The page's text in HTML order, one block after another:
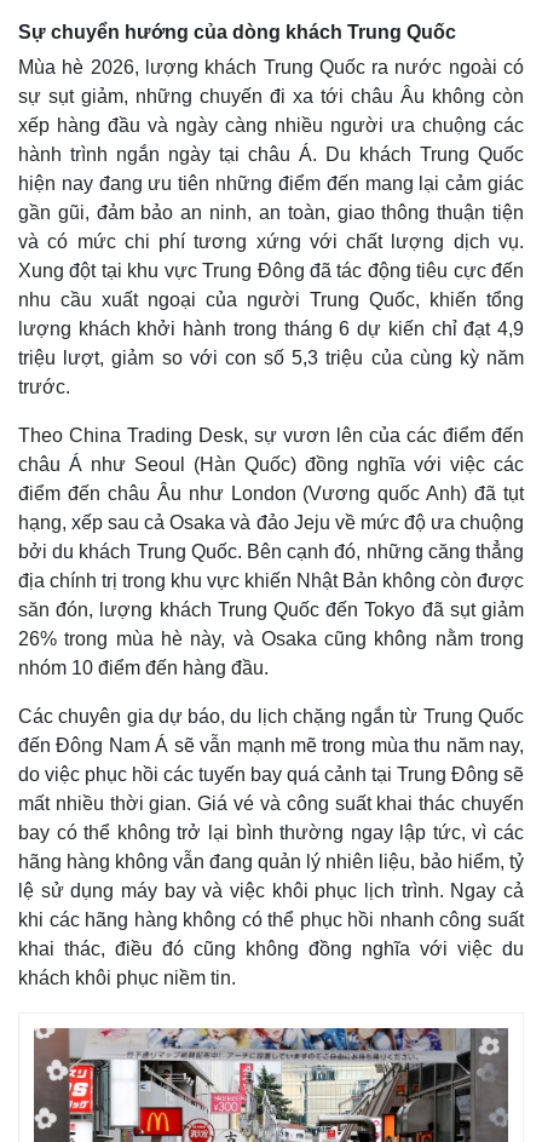
Kinh tế
Bất động sản
Khởi nghiệp
Thị trường
Giá vàng
Tiêu dùng
Tỷ giá
Chứng khoán
Giá cà phê
Sự chuyển hướng của dòng khách Trung Quốc
Mùa hè 2026, lượng khách Trung Quốc ra nước ngoài có
sự sụt giảm, những chuyến đi xa tới châu Âu không còn
xếp hàng đầu và ngày càng nhiều người ưa chuộng các
hành trình ngắn ngày tại châu Á. Du khách Trung Quốc
hiện nay đang ưu tiên những điểm đến mang lại cảm giác
gần gũi, đảm bảo an ninh, an toàn, giao thông thuận tiện
và có mức chi phí tương xứng với chất lượng dịch vụ.
Xung đột tại khu vực Trung Đông đã tác động tiêu cực đến
nhu cầu xuất ngoại của người Trung Quốc, khiến tổng
lượng khách khởi hành trong tháng 6 dự kiến chỉ đạt 4,9
triệu lượt, giảm so với con số 5,3 triệu của cùng kỳ năm
trước.
Theo China Trading Desk, sự vươn lên của các điểm đến
châu Á như Seoul (Hàn Quốc) đồng nghĩa với việc các
điểm đến châu Âu như London (Vương quốc Anh) đã tụt
hạng, xếp sau cả Osaka và đảo Jeju về mức độ ưa chuộng
bởi du khách Trung Quốc. Bên cạnh đó, những căng thẳng
địa chính trị trong khu vực khiến Nhật Bản không còn được
săn đón, lượng khách Trung Quốc đến Tokyo đã sụt giảm
26% trong mùa hè này, và Osaka cũng không nằm trong
nhóm 10 điểm đến hàng đầu.
Các chuyên gia dự báo, du lịch chặng ngắn từ Trung Quốc
đến Đông Nam Á sẽ vẫn mạnh mẽ trong mùa thu năm nay,
do việc phục hồi các tuyến bay quá cảnh tại Trung Đông sẽ
mất nhiều thời gian. Giá vé và công suất khai thác chuyến
bay có thể không trở lại bình thường ngay lập tức, vì các
hãng hàng không vẫn đang quản lý nhiên liệu, bảo hiểm, tỷ
lệ sử dụng máy bay và việc khôi phục lịch trình. Ngay cả
khi các hãng hàng không có thể phục hồi nhanh công suất
khai thác, điều đó cũng không đồng nghĩa với việc du
khách khôi phục niềm tin.